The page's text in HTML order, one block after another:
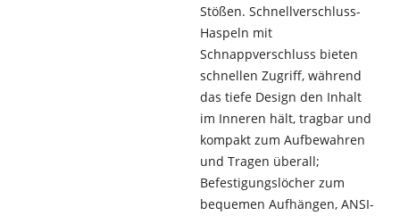
Stößen. Schnellverschluss-
Haspeln mit
Schnappverschluss bieten
schnellen Zugriff, während
das tiefe Design den Inhalt
im Inneren hält, tragbar und
kompakt zum Aufbewahren
und Tragen überall;
Befestigungslöcher zum
bequemen Aufhängen, ANSI-